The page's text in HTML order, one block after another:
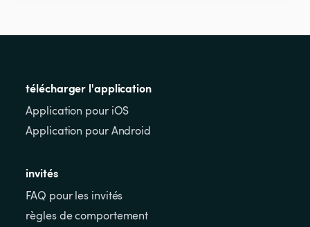
télécharger l'application
Application pour iOS
Application pour Android
invités
FAQ pour les invités
règles de comportement